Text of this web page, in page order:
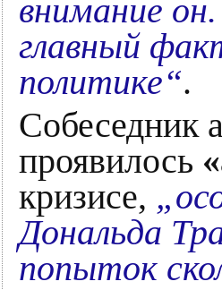
внимание
главный
политике“.
Собеседник
проявилось
кризисе,
Дональда
попыток